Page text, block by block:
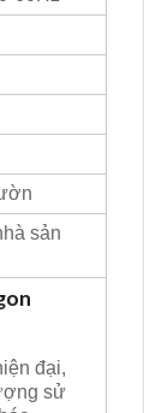
sản
đại,
sử